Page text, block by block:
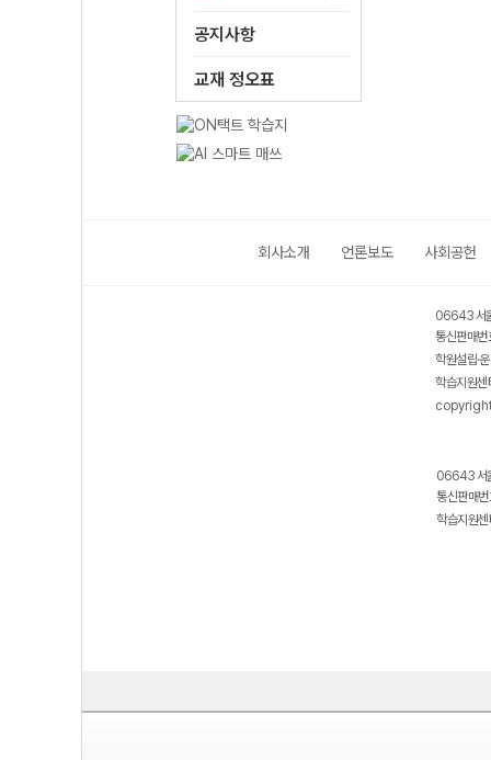
공지사항
교재 정오표
회사소개 언론보도 사회공헌
06643 서
통신판매
학원설립·
학습지원
06643 서
통신판매
학습지원